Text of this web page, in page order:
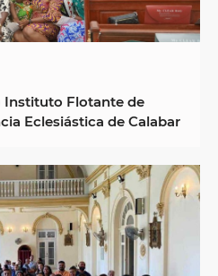
Instituto Flotante de
Eclesiástica de Calabar